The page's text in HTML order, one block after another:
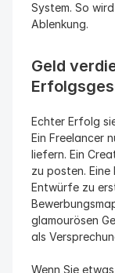
System. So
Ablenkung.
Geld
Echter Erfolg
Ein Freelancer
liefern. Ein
zu posten.
Entwürfe zu
glamourösen
als
Wenn Sie